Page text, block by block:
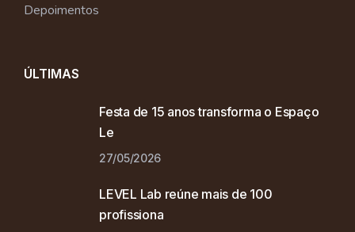
Depoimentos
ÚLTIMAS
Festa de 15 anos transforma o Espaço
Le
27/05/2026
LEVEL Lab reúne mais de 100
profissiona